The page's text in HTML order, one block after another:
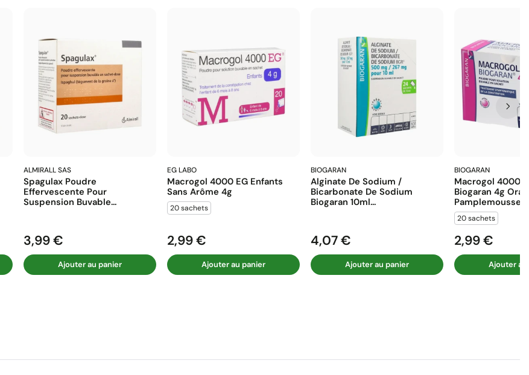
ALMIRALL SAS
Spagulax Poudre
Effervescente Pour
Suspension Buvable...
Prix
3,99 €
Ajouter au panier
EG LABO
Macrogol 4000 EG Enfants
Sans Arôme 4g
20 sachets
Prix
2,99 €
Ajouter au panier
BIOGARAN
Alginate De Sodium /
Bicarbonate De Sodium
Biogaran 10ml...
Prix
4,07 €
Ajouter au panier
BIOGARAN
Macrogol 4000
Biogaran 4g
Pamplemousse...
20 sachets
Prix
2,99 €
Ajouter au